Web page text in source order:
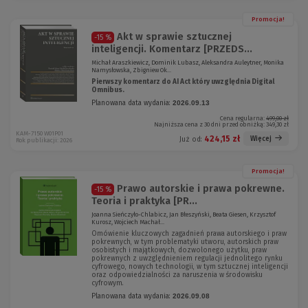
Promocja!
-15 %
Akt w sprawie sztucznej
inteligencji. Komentarz [PRZEDS...
Michał Araszkiewicz, Dominik Lubasz, Aleksandra Auleytner, Monika
Namysłowska, Zbigniew Ok...
Pierwszy komentarz do AI Act który uwzględnia Digital
Omnibus.
Planowana data wydania: 2026.09.13
Cena regularna: 499,00 zł
Najniższa cena z 30 dni przed obniżką: 349,30 zł
Już od: 424,15 zł Więcej
KAM-7150 W01P01
Rok publikacji: 2026
Promocja!
-15 %
Prawo autorskie i prawa pokrewne.
Teoria i praktyka [PR...
Joanna Sieńczyło-Chlabicz, Jan Błeszyński, Beata Giesen, Krzysztof
Kurosz, Wojciech Machał...
Omówienie kluczowych zagadnień prawa autorskiego i praw
pokrewnych, w tym problematyki utworu, autorskich praw
osobistych i majątkowych, dozwolonego użytku, praw
pokrewnych z uwzględnieniem regulacji jednolitego rynku
cyfrowego, nowych technologii, w tym sztucznej inteligencji
oraz odpowiedzialności za naruszenia w środowisku
cyfrowym.
Planowana data wydania: 2026.09.08